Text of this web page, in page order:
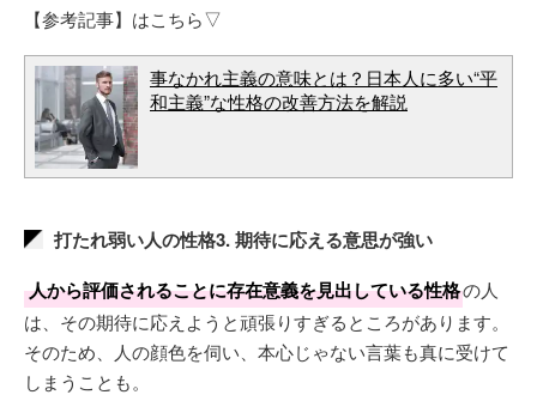
【参考記事】はこちら▽
事なかれ主義の意味とは？日本人に多い“平
和主義”な性格の改善方法を解説
打たれ弱い人の性格3. 期待に応える意思が強い
人から評価されることに存在意義を見出している性格の人
は、その期待に応えようと頑張りすぎるところがあります。
そのため、人の顔色を伺い、本心じゃない言葉も真に受けて
しまうことも。